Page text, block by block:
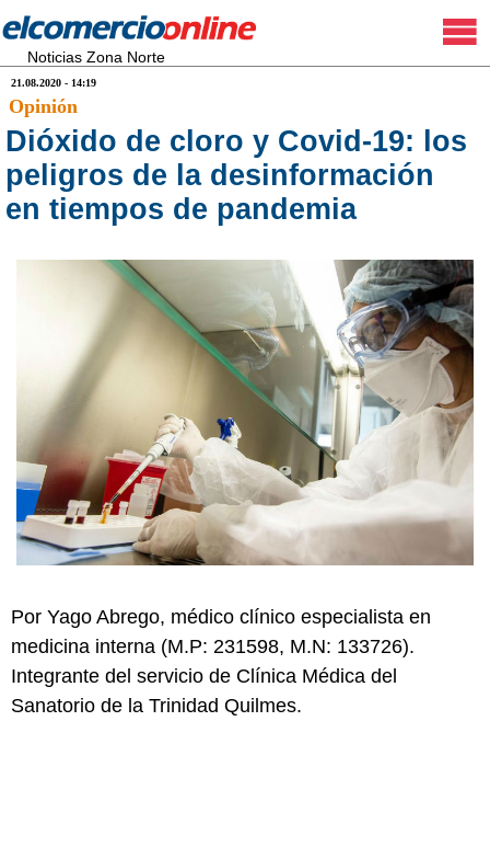
Noticias Zona Norte
21.08.2020 - 14:19
Opinión
Dióxido de cloro y Covid-19: los
peligros de la desinformación
en tiempos de pandemia
Por Yago Abrego, médico clínico especialista en
medicina interna (M.P: 231598, M.N: 133726).
Integrante del servicio de Clínica Médica del
Sanatorio de la Trinidad Quilmes.